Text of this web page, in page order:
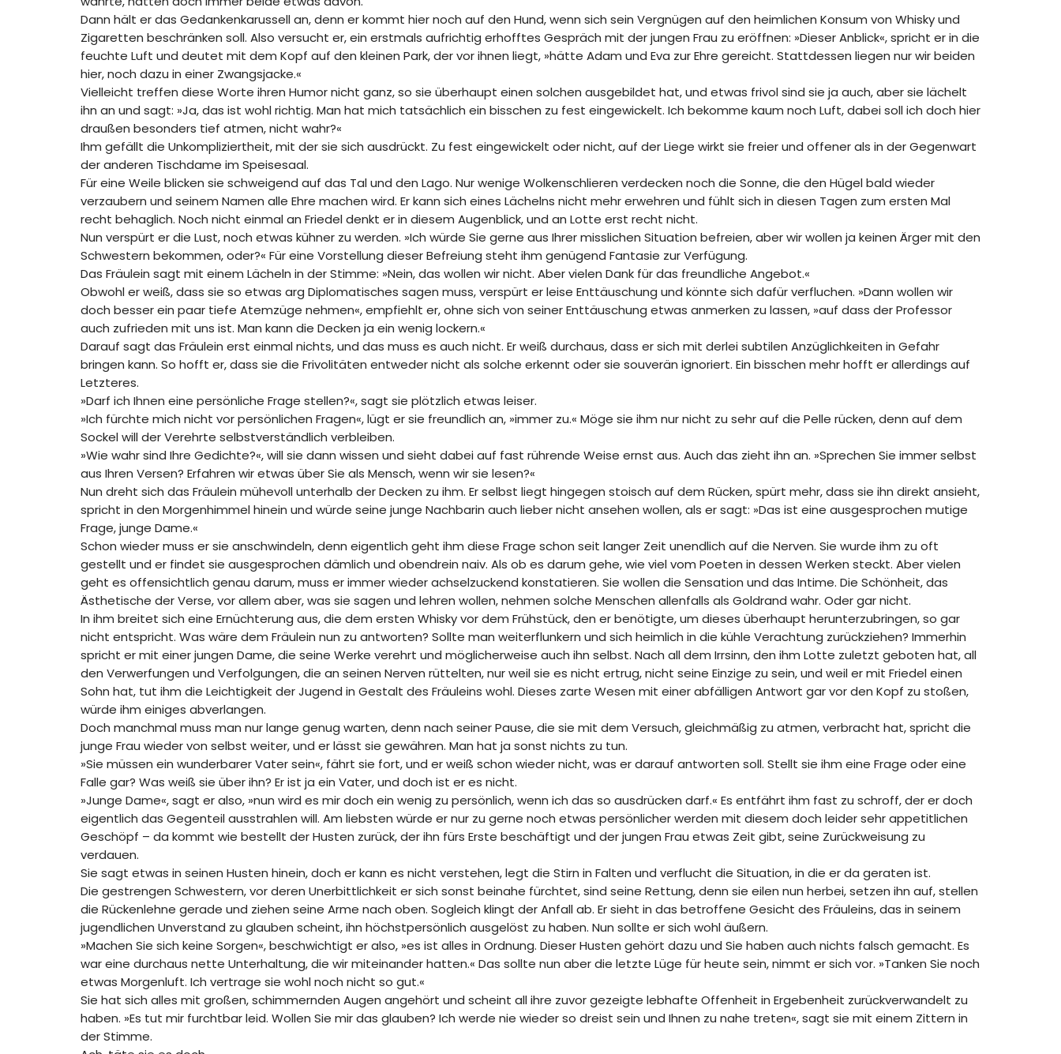
Dann hält er das Gedankenkarussell an, denn er kommt hier noch auf den Hund, wenn sich sein Vergnügen auf den heimlichen Konsum von Whisky und
Zigaretten beschränken soll. Also versucht er, ein erstmals aufrichtig erhofftes Gespräch mit der jungen Frau zu eröffnen: »Dieser Anblick«, spricht er in die
feuchte Luft und deutet mit dem Kopf auf den kleinen Park, der vor ihnen liegt, »hätte Adam und Eva zur Ehre gereicht. Stattdessen liegen nur wir beiden
hier, noch dazu in einer Zwangsjacke.«
Vielleicht treffen diese Worte ihren Humor nicht ganz, so sie überhaupt einen solchen ausgebildet hat, und etwas frivol sind sie ja auch, aber sie lächelt
ihn an und sagt: »Ja, das ist wohl richtig. Man hat mich tatsächlich ein bisschen zu fest eingewickelt. Ich bekomme kaum noch Luft, dabei soll ich doch hier
draußen besonders tief atmen, nicht wahr?«
Ihm gefällt die Unkompliziertheit, mit der sie sich ausdrückt. Zu fest eingewickelt oder nicht, auf der Liege wirkt sie freier und offener als in der Gegenwart
der anderen Tischdame im Speisesaal.
Für eine Weile blicken sie schweigend auf das Tal und den Lago. Nur wenige Wolkenschlieren verdecken noch die Sonne, die den Hügel bald wieder
verzaubern und seinem Namen alle Ehre machen wird. Er kann sich eines Lächelns nicht mehr erwehren und fühlt sich in diesen Tagen zum ersten Mal
recht behaglich. Noch nicht einmal an Friedel denkt er in diesem Augenblick, und an Lotte erst recht nicht.
Nun verspürt er die Lust, noch etwas kühner zu werden. »Ich würde Sie gerne aus Ihrer misslichen Situation befreien, aber wir wollen ja keinen Ärger mit den
Schwestern bekommen, oder?« Für eine Vorstellung dieser Befreiung steht ihm genügend Fantasie zur Verfügung.
Das Fräulein sagt mit einem Lächeln in der Stimme: »Nein, das wollen wir nicht. Aber vielen Dank für das freundliche Angebot.«
Obwohl er weiß, dass sie so etwas arg Diplomatisches sagen muss, verspürt er leise Enttäuschung und könnte sich dafür verfluchen. »Dann wollen wir
doch besser ein paar tiefe Atemzüge nehmen«, empfiehlt er, ohne sich von seiner Enttäuschung etwas anmerken zu lassen, »auf dass der Professor
auch zufrieden mit uns ist. Man kann die Decken ja ein wenig lockern.«
Darauf sagt das Fräulein erst einmal nichts, und das muss es auch nicht. Er weiß durchaus, dass er sich mit derlei subtilen Anzüglichkeiten in Gefahr
bringen kann. So hofft er, dass sie die Frivolitäten entweder nicht als solche erkennt oder sie souverän ignoriert. Ein bisschen mehr hofft er allerdings auf
Letzteres.
»Darf ich Ihnen eine persönliche Frage stellen?«, sagt sie plötzlich etwas leiser.
»Ich fürchte mich nicht vor persönlichen Fragen«, lügt er sie freundlich an, »immer zu.« Möge sie ihm nur nicht zu sehr auf die Pelle rücken, denn auf dem
Sockel will der Verehrte selbstverständlich verbleiben.
»Wie wahr sind Ihre Gedichte?«, will sie dann wissen und sieht dabei auf fast rührende Weise ernst aus. Auch das zieht ihn an. »Sprechen Sie immer selbst
aus Ihren Versen? Erfahren wir etwas über Sie als Mensch, wenn wir sie lesen?«
Nun dreht sich das Fräulein mühevoll unterhalb der Decken zu ihm. Er selbst liegt hingegen stoisch auf dem Rücken, spürt mehr, dass sie ihn direkt ansieht,
spricht in den Morgenhimmel hinein und würde seine junge Nachbarin auch lieber nicht ansehen wollen, als er sagt: »Das ist eine ausgesprochen mutige
Frage, junge Dame.«
Schon wieder muss er sie anschwindeln, denn eigentlich geht ihm diese Frage schon seit langer Zeit unendlich auf die Nerven. Sie wurde ihm zu oft
gestellt und er findet sie ausgesprochen dämlich und obendrein naiv. Als ob es darum gehe, wie viel vom Poeten in dessen Werken steckt. Aber vielen
geht es offensichtlich genau darum, muss er immer wieder achselzuckend konstatieren. Sie wollen die Sensation und das Intime. Die Schönheit, das
Ästhetische der Verse, vor allem aber, was sie sagen und lehren wollen, nehmen solche Menschen allenfalls als Goldrand wahr. Oder gar nicht.
In ihm breitet sich eine Ernüchterung aus, die dem ersten Whisky vor dem Frühstück, den er benötigte, um dieses überhaupt herunterzubringen, so gar
nicht entspricht. Was wäre dem Fräulein nun zu antworten? Sollte man weiterflunkern und sich heimlich in die kühle Verachtung zurückziehen? Immerhin
spricht er mit einer jungen Dame, die seine Werke verehrt und möglicherweise auch ihn selbst. Nach all dem Irrsinn, den ihm Lotte zuletzt geboten hat, all
den Verwerfungen und Verfolgungen, die an seinen Nerven rüttelten, nur weil sie es nicht ertrug, nicht seine Einzige zu sein, und weil er mit Friedel einen
Sohn hat, tut ihm die Leichtigkeit der Jugend in Gestalt des Fräuleins wohl. Dieses zarte Wesen mit einer abfälligen Antwort gar vor den Kopf zu stoßen,
würde ihm einiges abverlangen.
Doch manchmal muss man nur lange genug warten, denn nach seiner Pause, die sie mit dem Versuch, gleichmäßig zu atmen, verbracht hat, spricht die
junge Frau wieder von selbst weiter, und er lässt sie gewähren. Man hat ja sonst nichts zu tun.
»Sie müssen ein wunderbarer Vater sein«, fährt sie fort, und er weiß schon wieder nicht, was er darauf antworten soll. Stellt sie ihm eine Frage oder eine
Falle gar? Was weiß sie über ihn? Er ist ja ein Vater, und doch ist er es nicht.
»Junge Dame«, sagt er also, »nun wird es mir doch ein wenig zu persönlich, wenn ich das so ausdrücken darf.« Es entfährt ihm fast zu schroff, der er doch
eigentlich das Gegenteil ausstrahlen will. Am liebsten würde er nur zu gerne noch etwas persönlicher werden mit diesem doch leider sehr appetitlichen
Geschöpf – da kommt wie bestellt der Husten zurück, der ihn fürs Erste beschäftigt und der jungen Frau etwas Zeit gibt, seine Zurückweisung zu
verdauen.
Sie sagt etwas in seinen Husten hinein, doch er kann es nicht verstehen, legt die Stirn in Falten und verflucht die Situation, in die er da geraten ist.
Die gestrengen Schwestern, vor deren Unerbittlichkeit er sich sonst beinahe fürchtet, sind seine Rettung, denn sie eilen nun herbei, setzen ihn auf, stellen
die Rückenlehne gerade und ziehen seine Arme nach oben. Sogleich klingt der Anfall ab. Er sieht in das betroffene Gesicht des Fräuleins, das in seinem
jugendlichen Unverstand zu glauben scheint, ihn höchstpersönlich ausgelöst zu haben. Nun sollte er sich wohl äußern.
»Machen Sie sich keine Sorgen«, beschwichtigt er also, »es ist alles in Ordnung. Dieser Husten gehört dazu und Sie haben auch nichts falsch gemacht. Es
war eine durchaus nette Unterhaltung, die wir miteinander hatten.« Das sollte nun aber die letzte Lüge für heute sein, nimmt er sich vor. »Tanken Sie noch
etwas Morgenluft. Ich vertrage sie wohl noch nicht so gut.«
Sie hat sich alles mit großen, schimmernden Augen angehört und scheint all ihre zuvor gezeigte lebhafte Offenheit in Ergebenheit zurückverwandelt zu
haben. »Es tut mir furchtbar leid. Wollen Sie mir das glauben? Ich werde nie wieder so dreist sein und Ihnen zu nahe treten«, sagt sie mit einem Zittern in
der Stimme.